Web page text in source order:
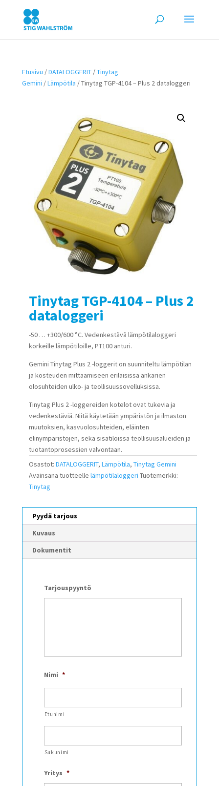
Etusivu /DATALOGGERIT/Tinytag
Gemini /Lämpötila / Tinytag TGP-4104 – Plus 2 dataloggeri
Tinytag TGP-4104 – Plus 2
dataloggeri
-50 … +300/600 °C. Vedenkestävä lämpötilaloggeri
korkeille lämpötiloille, PT100 anturi.
Gemini Tinytag Plus 2 -loggerit on suunniteltu lämpötilan
ja kosteuden mittaamiseen erilaisissa ankarien
olosuhteiden ulko- ja teollisuussovelluksissa.
Tinytag Plus 2 -loggereiden kotelot ovat tukevia ja
vedenkestäviä. Niitä käytetään ympäristön ja ilmaston
muutoksien, kasvuolosuhteiden, eläinten
elinympäristöjen, sekä sisätiloissa teollisuusalueiden ja
tuotantoprosessien valvontaan.
Osastot: DATALOGGERIT, Lämpötila, Tinytag Gemini
Avainsana tuotteelle lämpötilaloggeri Tuotemerkki:
Tinytag
Pyydä tarjous
Kuvaus
Dokumentit
Tarjouspyyntö
Nimi *
Etunimi
Sukunimi
Yritys *